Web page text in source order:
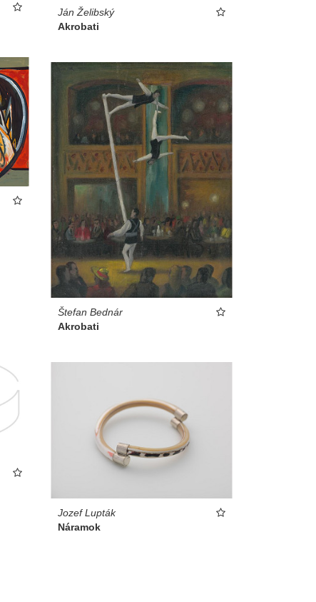
Ján Želibský
Akrobati
Štefan Bednár
Akrobati
Jozef Lupták
Náramok